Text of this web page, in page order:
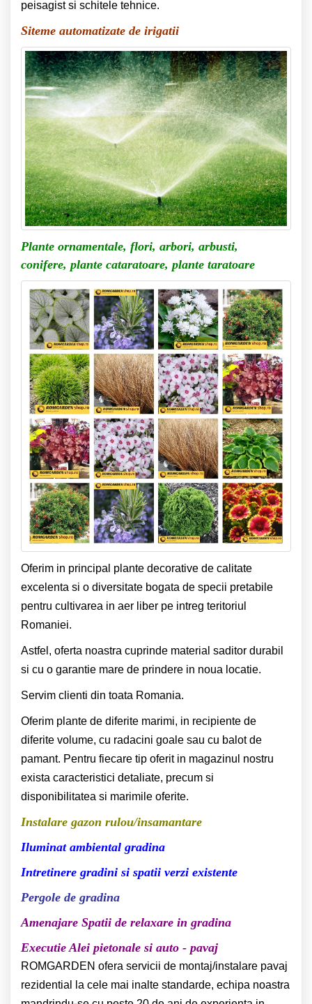
peisagist si schitele tehnice.
Siteme automatizate de irigatii
Plante ornamentale, flori, arbori, arbusti,
conifere, plante cataratoare, plante taratoare
Oferim in principal plante decorative de calitate
excelenta si o diversitate bogata de specii pretabile
pentru cultivarea in aer liber pe intreg teritoriul
Romaniei.
Astfel, oferta noastra cuprinde material saditor durabil
si cu o garantie mare de prindere in noua locatie.
Servim clienti din toata Romania.
Oferim plante de diferite marimi, in recipiente de
diferite volume, cu radacini goale sau cu balot de
pamant. Pentru fiecare tip oferit in magazinul nostru
exista caracteristici detaliate, precum si
disponibilitatea si marimile oferite.
Instalare gazon rulou/insamantare
Iluminat ambiental gradina
Intretinere gradini si spatii verzi existente
Pergole de gradina
Amenajare Spatii de relaxare in gradina
Executie Alei pietonale si auto - pavaj
ROMGARDEN ofera servicii de montaj/instalare pavaj
rezidential la cele mai inalte standarde, echipa noastra